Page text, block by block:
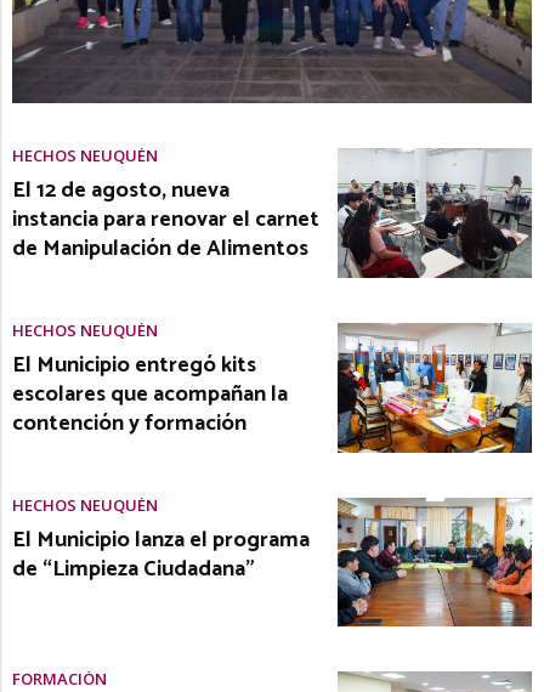
HECHOS NEUQUÉN
El 12 de agosto, nueva
instancia para renovar el carnet
de Manipulación de Alimentos
HECHOS NEUQUÉN
El Municipio entregó kits
escolares que acompañan la
contención y formación
HECHOS NEUQUÉN
El Municipio lanza el programa
de “Limpieza Ciudadana”
FORMACIÓN